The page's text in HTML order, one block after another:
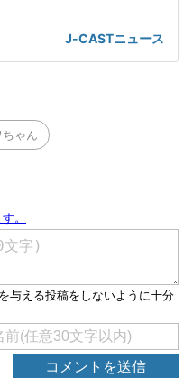
J-CASTニュース
ちゃん